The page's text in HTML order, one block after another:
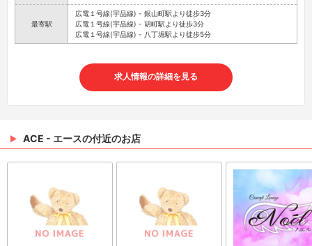
最寄駅
広電１号線(宇品線) - 銀山町駅より徒歩3分
広電１号線(宇品線) - 胡町駅より徒歩3分
広電１号線(宇品線) - 八丁堀駅より徒歩5分
求人情報の詳細を見る
ACE - エースの付近のお店